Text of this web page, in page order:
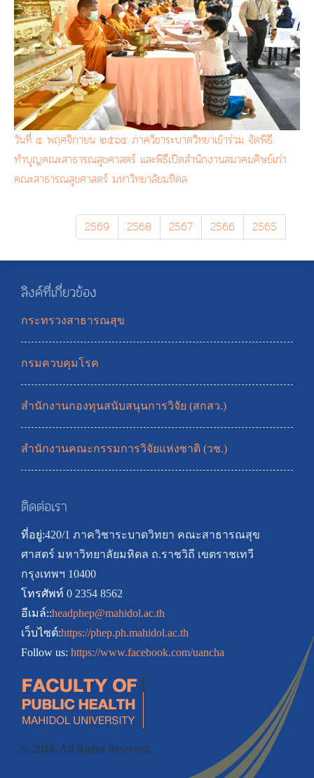
วันที่ ๔ พฤศจิกายน ๒๕๖๔ ภาควิชาระบาดวิทยาเข้าร่วม จัดพิธี
ทำบุญคณะสาธารณสุขศาสตร์ และพิธีเปิดสำนักงานสมาคมศิษย์เก่า
คณะสาธารณสุขศาสตร์ มหาวิทยาลัยมหิดล
2569 2568 2567 2566 2565
ลิงค์ที่เกี่ยวข้อง
กระทรวงสาธารณสุข
กรมควบคุมโรค
สำนักงานกองทุนสนับสนุนการวิจัย (สกสว.)
สำนักงานคณะกรรมการวิจัยแห่งชาติ (วช.)
ติดต่อเรา
ที่อยู่:420/1 ภาควิชาระบาดวิทยา คณะสาธารณสุข
ศาสตร์ มหาวิทยาลัยมหิดล ถ.ราชวิถี เขตราชเทวี
กรุงเทพฯ 10400
โทรศัพท์:0 2354 8562
อีเมล์::headphep@mahidol.ac.th
เว็บไซต์:https://phep.ph.mahidol.ac.th
Follow us: https://www.facebook.com/uancha
© 2018. All Rights Reserved.